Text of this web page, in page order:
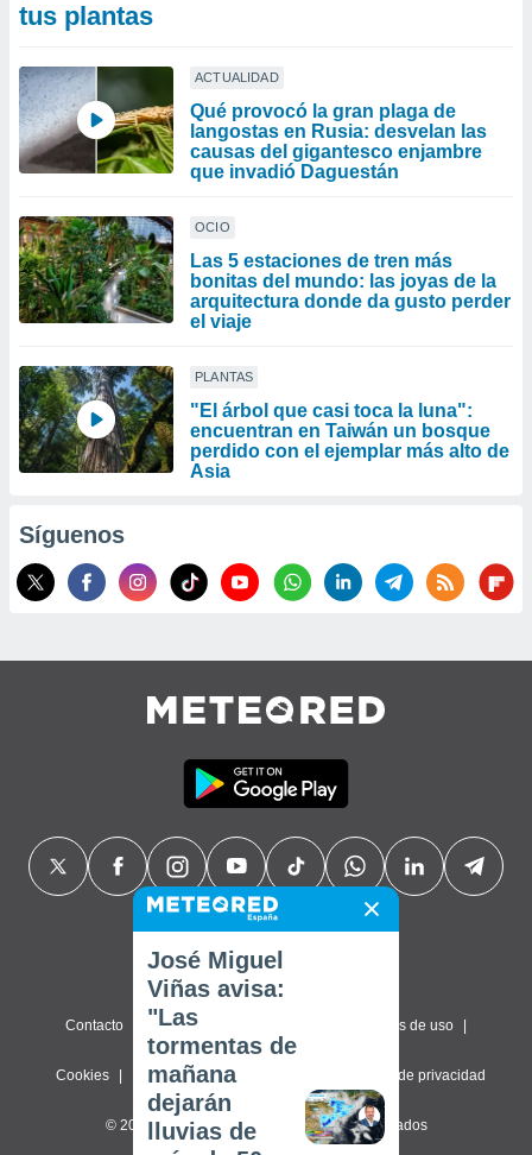
tus plantas
ACTUALIDAD
Qué provocó la gran plaga de
langostas en Rusia: desvelan las
causas del gigantesco enjambre
que invadió Daguestán
OCIO
Las 5 estaciones de tren más
bonitas del mundo: las joyas de la
arquitectura donde da gusto perder
el viaje
PLANTAS
"El árbol que casi toca la luna":
encuentran en Taiwán un bosque
perdido con el ejemplar más alto de
Asia
Síguenos
Contacto Sobre nosotros Términos de uso
Cookies Política de privacidad Configuración de privacidad
© 2026 Meteored. Todos los derechos reservados
José Miguel
Viñas avisa:
"Las
tormentas de
mañana
dejarán
lluvias de